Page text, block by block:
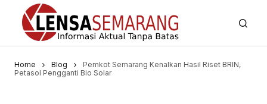
Home Blog
Pemkot Semarang Kenalkan Hasil Riset BRIN,
Petasol Pengganti Bio Solar